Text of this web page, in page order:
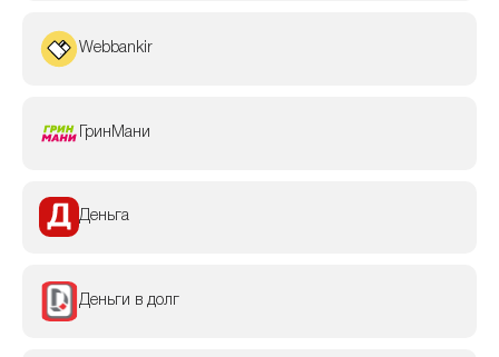
Webbankir
ГринМани
Деньга
Деньги в долг